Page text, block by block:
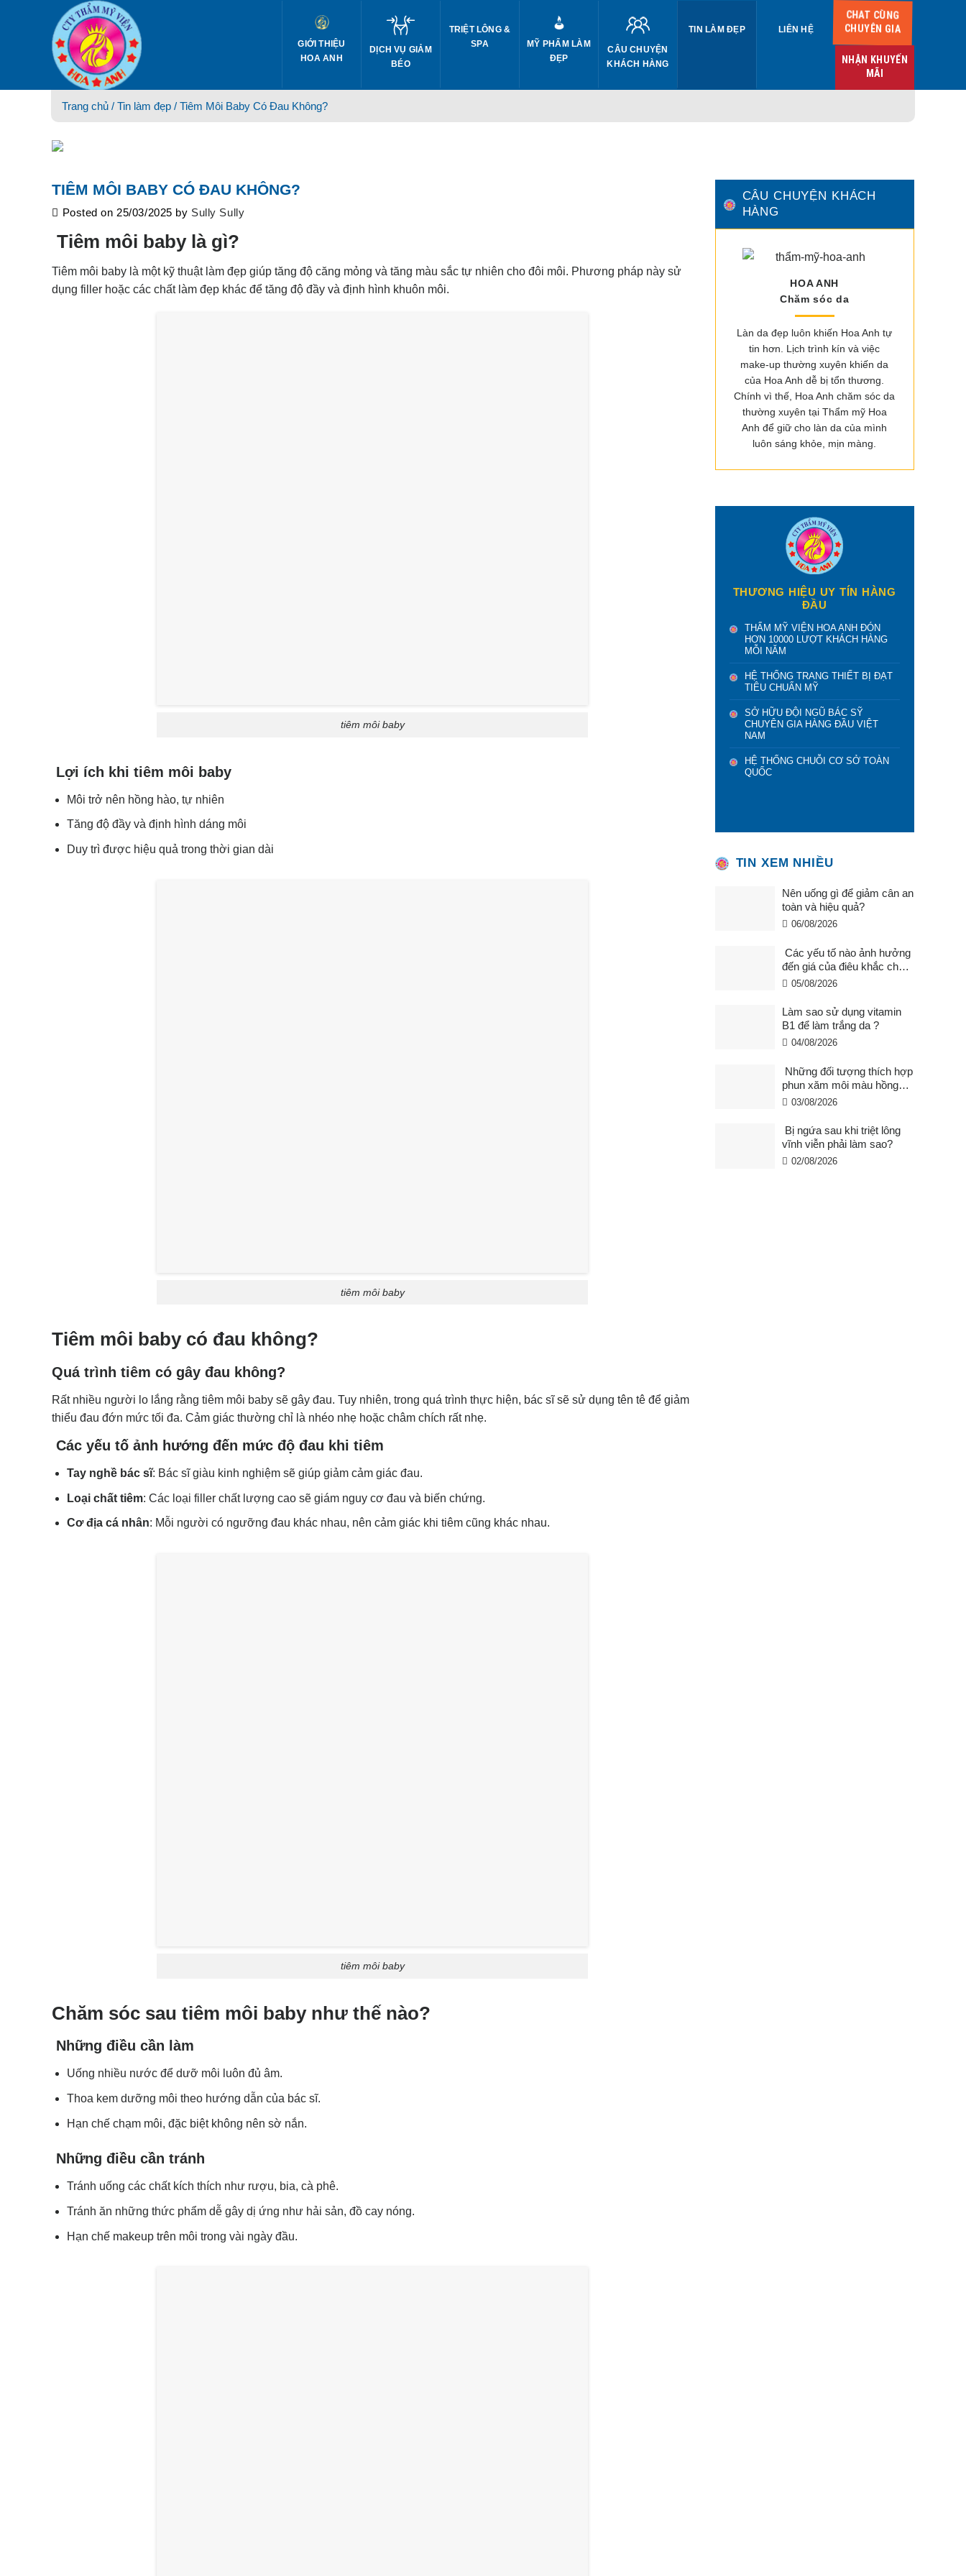
GIỚI THIỆU
HOA ANH
DỊCH VỤ GIẢM
BÉO
TRIỆT LÔNG &
SPA
MỸ PHẨM LÀM
ĐẸP
CÂU CHUYỆN
KHÁCH HÀNG
TIN LÀM ĐẸP LIÊN HỆ
CHAT CÙNG
CHUYÊN GIA
NHẬN KHUYẾN
MÃI
Trang chủ / Tin làm đẹp/ Tiêm Môi Baby Có Đau Không?
TIÊM MÔI BABY CÓ ĐAU KHÔNG?
Posted on 25/03/2025 by Sully Sully
Tiêm môi baby là gì?
Tiêm môi baby là một kỹ thuật làm đẹp giúp tăng độ căng mỏng và tăng màu sắc tự nhiên cho đôi môi. Phương pháp này sử
dụng filler hoặc các chất làm đẹp khác để tăng độ đầy và định hình khuôn môi.
tiêm môi baby
Lợi ích khi tiêm môi baby
Môi trở nên hồng hào, tự nhiên
Tăng độ đầy và định hình dáng môi
Duy trì được hiệu quả trong thời gian dài
tiêm môi baby
Tiêm môi baby có đau không?
Quá trình tiêm có gây đau không?
Rất nhiều người lo lắng rằng tiêm môi baby sẽ gây đau. Tuy nhiên, trong quá trình thực hiện, bác sĩ sẽ sử dụng tên tê để giảm
thiểu đau đớn mức tối đa. Cảm giác thường chỉ là nhéo nhẹ hoặc châm chích rất nhẹ.
Các yếu tố ảnh hướng đến mức độ đau khi tiêm
Tay nghề bác sĩ: Bác sĩ giàu kinh nghiệm sẽ giúp giảm cảm giác đau.
Loại chất tiêm: Các loại filler chất lượng cao sẽ giám nguy cơ đau và biến chứng.
Cơ địa cá nhân: Mỗi người có ngưỡng đau khác nhau, nên cảm giác khi tiêm cũng khác nhau.
tiêm môi baby
Chăm sóc sau tiêm môi baby như thế nào?
Những điều cần làm
Uống nhiều nước để dưỡ môi luôn đủ âm.
Thoa kem dưỡng môi theo hướng dẫn của bác sĩ.
Hạn chế chạm môi, đặc biệt không nên sờ nắn.
Những điều cần tránh
Tránh uống các chất kích thích như rượu, bia, cà phê.
Tránh ăn những thức phẩm dễ gây dị ứng như hải sản, đồ cay nóng.
Hạn chế makeup trên môi trong vài ngày đầu.
CÂU CHUYỆN KHÁCH
HÀNG
HOA ANH
Chăm sóc da
Làn da đẹp luôn khiến Hoa Anh tự
tin hơn. Lịch trình kín và việc
make-up thường xuyên khiến da
của Hoa Anh dễ bị tổn thương.
Chính vì thế, Hoa Anh chăm sóc da
thường xuyên tại Thẩm mỹ Hoa
Anh để giữ cho làn da của mình
luôn sáng khỏe, mịn màng.
THƯƠNG HIỆU UY TÍN HÀNG
ĐẦU
THẨM MỸ VIỆN HOA ANH ĐÓN
HƠN 10000 LƯỢT KHÁCH HÀNG
MỖI NĂM
HỆ THỐNG TRANG THIẾT BỊ ĐẠT
TIÊU CHUẨN MỸ
SỞ HỮU ĐỘI NGŨ BÁC SỸ
CHUYÊN GIA HÀNG ĐẦU VIỆT
NAM
HỆ THỐNG CHUỖI CƠ SỞ TOÀN
QUỐC
TIN XEM NHIỀU
Nên uống gì để giảm cân an
toàn và hiệu quả?
06/08/2026
Các yếu tố nào ảnh hưởng
đến giá của điêu khắc chân
mày ?
05/08/2026
Làm sao sử dụng vitamin
B1 để làm trắng da ?
04/08/2026
Những đối tượng thích hợp
phun xăm môi màu hồng
cam san hô?
03/08/2026
Bị ngứa sau khi triệt lông
vĩnh viễn phải làm sao?
02/08/2026